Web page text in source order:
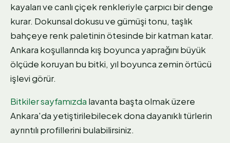
kayaları ve canlı çiçek renkleriyle çarpıcı bir denge
kurar. Dokunsal dokusu ve gümüşi tonu, taşlık
bahçeye renk paletinin ötesinde bir katman katar.
Ankara koşullarında kış boyunca yaprağını büyük
ölçüde koruyan bu bitki, yıl boyunca zemin örtücü
işlevi görür.
Bitkiler sayfamızda lavanta başta olmak üzere
Ankara'da yetiştirilebilecek dona dayanıklı türlerin
ayrıntılı profillerini bulabilirsiniz.